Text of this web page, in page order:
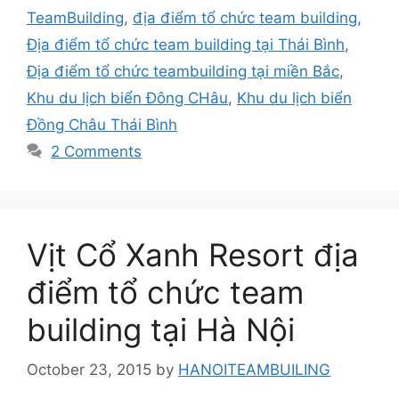
TeamBuilding, địa điểm tổ chức team building,
Địa điểm tổ chức team building tại Thái Bình,
Địa điểm tổ chức teambuilding tại miền Bắc,
Khu du lịch biển Đông CHâu, Khu du lịch biển
Đồng Châu Thái Bình
2 Comments
Vịt Cổ Xanh Resort địa
điểm tổ chức team
building tại Hà Nội
October 23, 2015 by HANOITEAMBUILING